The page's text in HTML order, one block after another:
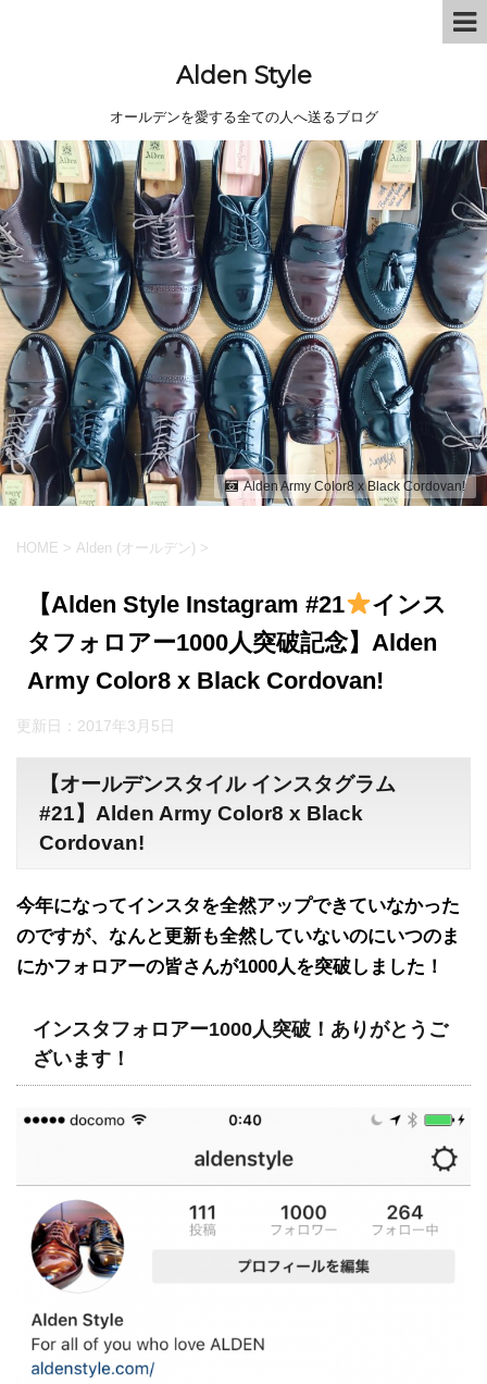
Alden Style
オールデンを愛する全ての人へ送るブログ
Alden Army Color8 x Black Cordovan!
HOME > Alden (オールデン) >
【Alden Style Instagram #21
インス
タフォロアー1000人突破記念】Alden
Army Color8 x Black Cordovan!
更新日： 2017年3月5日
【オールデンスタイル インスタグラム
#21】Alden Army Color8 x Black
Cordovan!
今年になってインスタを全然アップできていなかった
のですが、なんと更新も全然していないのにいつのま
にかフォロアーの皆さんが1000人を突破しました！
インスタフォロアー1000人突破！ありがとうご
ざいます！